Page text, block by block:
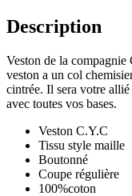
Description
Veston de la compagnie
veston a un col
cintrée. Il sera votre
avec toutes vos bases.
Veston C.Y.C
Tissu style maille
Boutonné
Coupe régulière
100%coton